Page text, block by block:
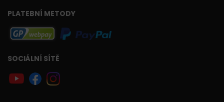
PLATEBNÍ METODY
SOCIÁLNÍ SÍTĚ